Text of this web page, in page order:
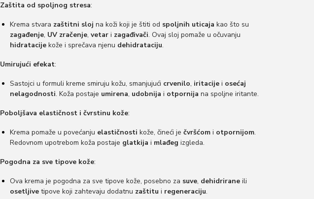
Zaštita od spoljnog stresa:
Krema stvara zaštitni sloj na koži koji je štiti od spoljnih uticaja kao što su
zagađenje, UV zračenje, vetar i zagađivači. Ovaj sloj pomaže u očuvanju
hidratacije kože i sprečava njenu dehidrataciju.
Umirujući efekat:
Sastojci u formuli kreme smiruju kožu, smanjujući crvenilo, iritacije i osećaj
nelagodnosti. Koža postaje umirena, udobnija i otpornija na spoljne iritante.
Poboljšava elastičnost i čvrstinu kože:
Krema pomaže u povećanju elastičnosti kože, čineći je čvršćom i otpornijom.
Redovnom upotrebom koža postaje glatkija i mlađeg izgleda.
Pogodna za sve tipove kože:
Ova krema je pogodna za sve tipove kože, posebno za suve, dehidrirane ili
osetljive tipove koji zahtevaju dodatnu zaštitu i regeneraciju.